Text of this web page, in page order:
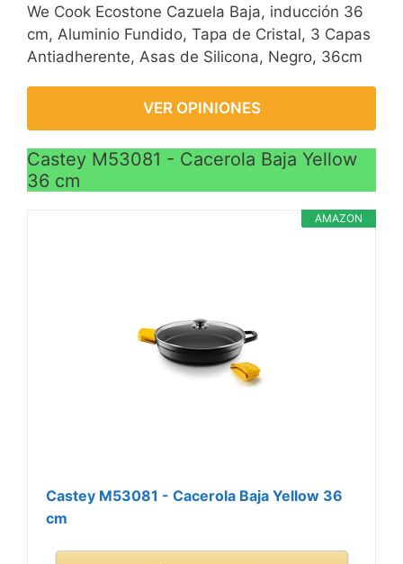
We Cook Ecostone Cazuela Baja, inducción 36
cm, Aluminio Fundido, Tapa de Cristal, 3 Capas
Antiadherente, Asas de Silicona, Negro, 36cm
VER OPINIONES
Castey M53081 - Cacerola Baja Yellow
36 cm
AMAZON
Castey M53081 - Cacerola Baja Yellow 36
cm